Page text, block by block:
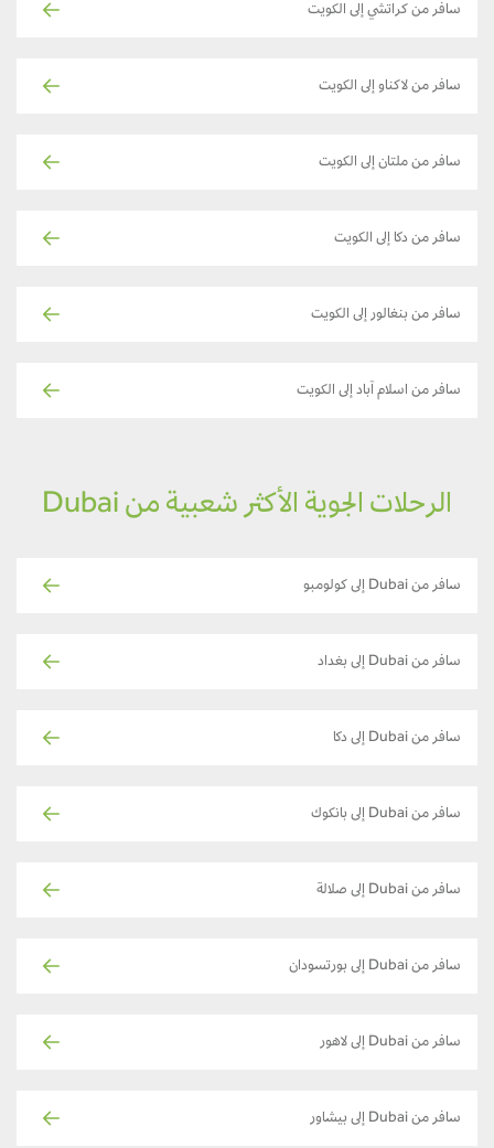
سافر من كراتشي إلى الكويت
سافر من لاكناو إلى الكويت
سافر من ملتان إلى الكويت
سافر من دكا إلى الكويت
سافر من بنغالور إلى الكويت
سافر من اسلام آباد إلى الكويت
الرحلات الجوية الأكثر شعبية من Dubai
سافر من Dubai إلى كولومبو
سافر من Dubai إلى بغداد
سافر من Dubai إلى دكا
سافر من Dubai إلى بانكوك
سافر من Dubai إلى صلالة
سافر من Dubai إلى بورتسودان
سافر من Dubai إلى لاهور
سافر من Dubai إلى بيشاور